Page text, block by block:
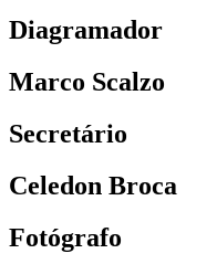
Diagramador
Marco Scalzo
Secretário
Celedon Broca
Fotógrafo